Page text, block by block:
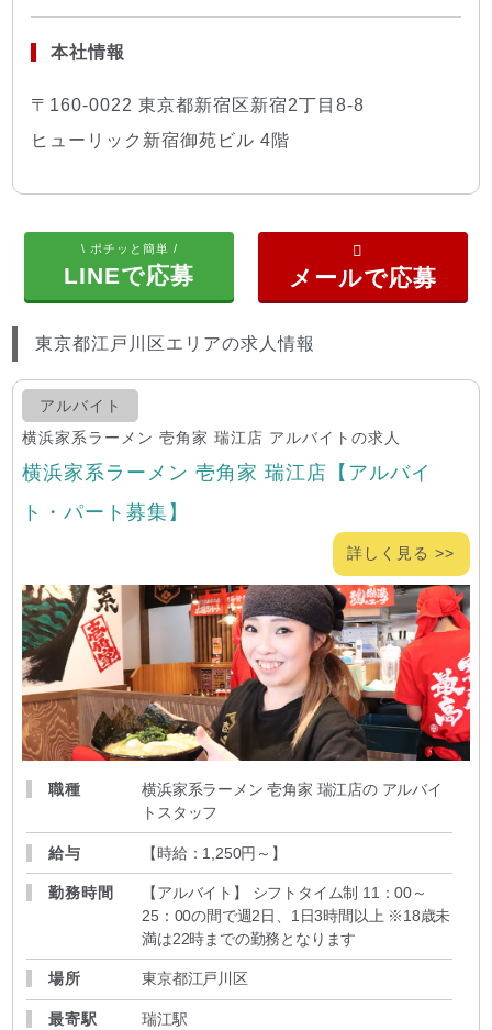
本社情報
〒160-0022 東京都新宿区新宿2丁目8-8
ヒューリック新宿御苑ビル 4階
\ ポチッと簡単 /
LINEで応募
東京都江戸川区エリアの求人情報
アルバイト
横浜家系ラーメン 壱角家 瑞江店 アルバイトの求人
横浜家系ラーメン 壱角家 瑞江店【アルバイ
ト・パート募集】
詳しく見る >>
職種
横浜家系ラーメン 壱角家 瑞江店の アルバイ
トスタッフ
給与 【時給：1,250円～ 】
勤務時間
【アルバイト】 シフトタイム制 11：00～
25：00の間で週2日、1日3時間以上 ※18歳未
満は22時までの勤務となります
場所 東京都江戸川区
最寄駅 瑞江駅